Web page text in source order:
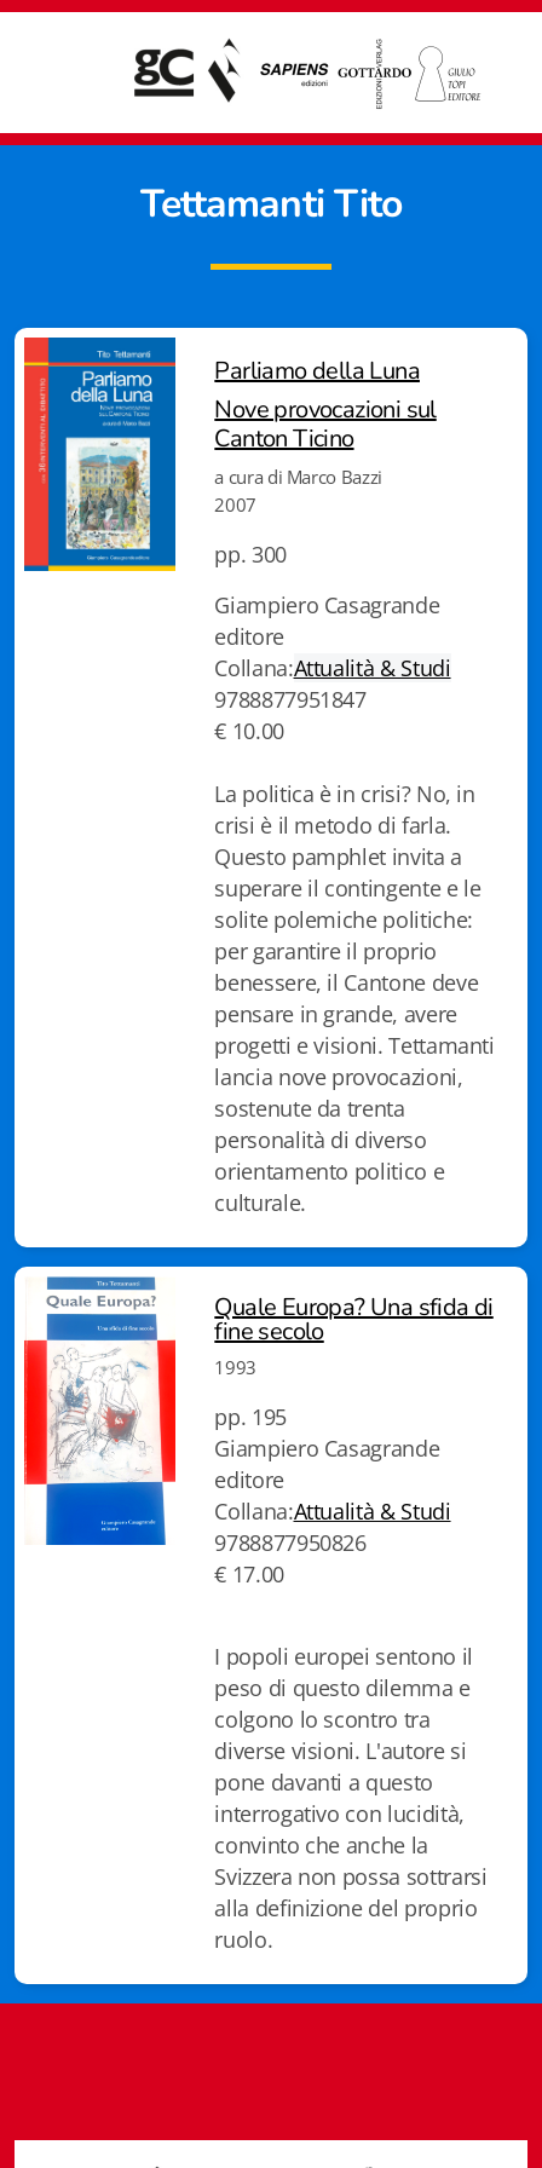
Tettamanti Tito
Parliamo della Luna
Nove provocazioni sul
Canton Ticino
a cura di Marco Bazzi
2007
pp. 300
Giampiero Casagrande
editore
Collana:Attualità & Studi
9788877951847
€ 10.00
La politica è in crisi? No, in
crisi è il metodo di farla.
Questo pamphlet invita a
superare il contingente e le
solite polemiche politiche:
per garantire il proprio
benessere, il Cantone deve
pensare in grande, avere
progetti e visioni. Tettamanti
lancia nove provocazioni,
sostenute da trenta
personalità di diverso
orientamento politico e
culturale.
Quale Europa? Una sfida di
fine secolo
1993
pp. 195
Giampiero Casagrande
editore
Collana:Attualità & Studi
9788877950826
€ 17.00
I popoli europei sentono il
peso di questo dilemma e
colgono lo scontro tra
diverse visioni. L'autore si
pone davanti a questo
interrogativo con lucidità,
convinto che anche la
Svizzera non possa sottrarsi
alla definizione del proprio
ruolo.
Giampiero Casagrande editore
Biblioteca letteraria Nord-Sud
EJO- European Journalism Observatory
iQuaderni - fondazioneculturalecollinadoro
Istituzioni - Società - Cittadini
Maestri della Pietra
Oltre le frontiere
Storia
Spyra
Testi scolastici
Varia
Fidia. Artisti dei laghi. Itinerari europei
Fidia. Max Museo Chiasso
Fidia. Panoramas - Forces Vives par Jean Petit
Sapiens edizioni
Tesi universitarie